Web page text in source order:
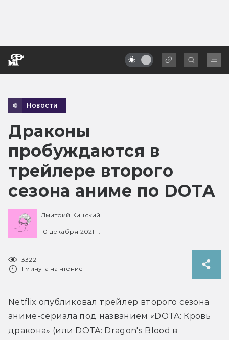
Новости
Драконы
пробуждаются в
трейлере второго
сезона аниме по DOTA
Дмитрий Кинский
10 декабря 2021 г.
3322
1 минута на чтение
Netflix опубликовал трейлер второго сезона
аниме-сериала под названием «DOTA: Кровь
дракона» (или DOTA: Dragon's Blood в